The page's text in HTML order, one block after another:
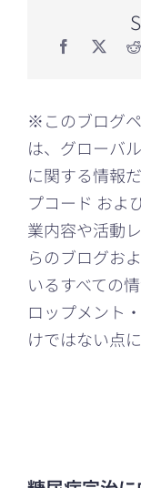
※このブログ
は、グローバ
に関する情報
プコード およ
業内容や活動
らのブログお
いるすべての
ロップメント
けではない点